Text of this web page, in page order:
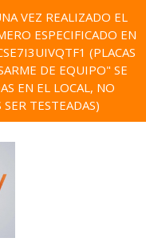
VEZ REALIZADO EL
ESPECIFICADO EN
(PLACAS
DE EQUIPO" SE
EN EL LOCAL, NO
TESTEADAS)